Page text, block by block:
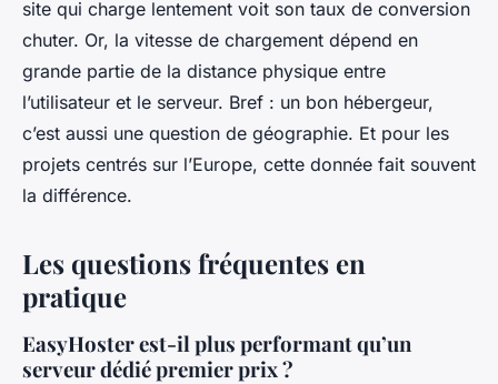
site qui charge lentement voit son taux de conversion
chuter. Or, la vitesse de chargement dépend en
grande partie de la distance physique entre
l’utilisateur et le serveur. Bref : un bon hébergeur,
c’est aussi une question de géographie. Et pour les
projets centrés sur l’Europe, cette donnée fait souvent
la différence.
Les questions fréquentes en
pratique
EasyHoster est-il plus performant qu’un
serveur dédié premier prix ?